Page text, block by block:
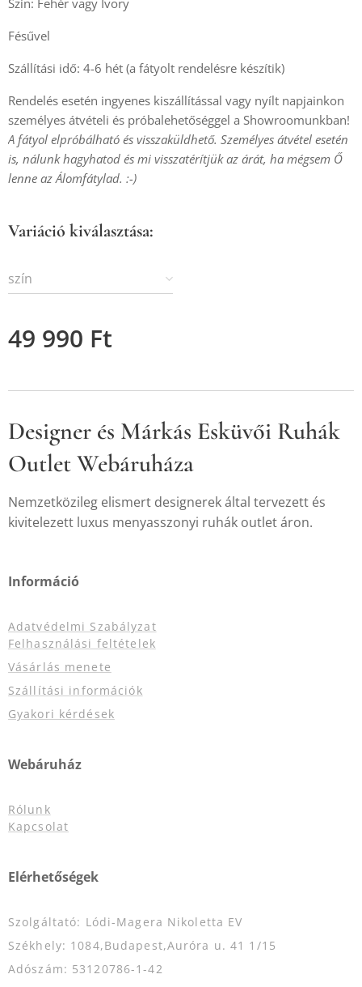
Szín: Fehér vagy Ivory
Fésűvel
Szállítási idő: 4-6 hét (a fátyolt rendelésre készítik)
Rendelés esetén ingyenes kiszállítással vagy nyílt napjainkon
személyes átvételi és próbalehetőséggel a Showroomunkban!
A fátyol elpróbálható és visszaküldhető. Személyes átvétel esetén
is, nálunk hagyhatod és mi visszatérítjük az árát, ha mégsem Ő
lenne az Álomfátylad. :-)
Variáció kiválasztása:
szín
49 990 Ft
Designer és Márkás Esküvői Ruhák
Outlet Webáruháza
Nemzetközileg elismert designerek által tervezett és
kivitelezett luxus menyasszonyi ruhák outlet áron.
Információ
Adatvédelmi Szabályzat
Felhasználási feltételek
Vásárlás menete
Szállítási információk
Gyakori kérdések
Webáruház
Rólunk
Kapcsolat
Elérhetőségek
Szolgáltató: Lódi-Magera Nikoletta EV
Székhely: 1084,Budapest,Auróra u. 41 1/15
Adószám: 53120786-1-42